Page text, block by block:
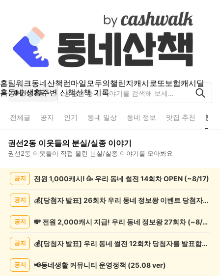
홈팀워크동네산책런마일모두의챌린지캐시로또보험캐시딜
홈동네 생활주변 산책산책 기록
권선2동
전체글 공지 인기 동네 일상 동네 정보 맛집 추천 분
권선2동 이웃들의 분실/실종 이야기
권선2동 이웃들이 직접 올린 분실/실종 이야기를 모아봐요
실/
목
공지 전원 1,000캐시! 🥳 우리 동네 썰전 14회차 OPEN (~8/17)
공지 💰[당첨자 발표] 26회차 우리 동네 정보왕 이벤트 당첨자를 발표합니다!
공지 💸 전원 2,000캐시 지급! 우리 동네 정보왕 27회차 (~8/10)
공지 💰[당첨자 발표] 우리 동네 썰전 12회차 당첨자를 발표합니다!
공지 📢동네생활 커뮤니티 운영정책 (25.08 ver)